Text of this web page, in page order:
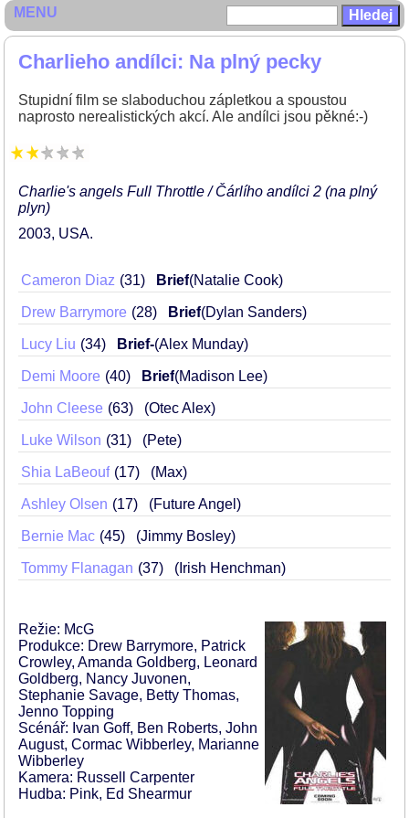
Charlieho andílci: Na plný pecky
Stupidní film se slaboduchou zápletkou a spoustou
naprosto nerealistických akcí. Ale andílci jsou pěkné:-)
Charlie's angels Full Throttle / Čárlího andílci 2 (na plný
plyn)
2003 USA
Cameron Diaz 31 Brief(Natalie Cook)
Drew Barrymore 28 Brief(Dylan Sanders)
Lucy Liu 34 Brief-(Alex Munday)
Demi Moore 40 Brief(Madison Lee)
John Cleese 63 (Otec Alex)
Luke Wilson 31 (Pete)
Shia LaBeouf 17 (Max)
Ashley Olsen 17 (Future Angel)
Bernie Mac 45 (Jimmy Bosley)
Tommy Flanagan 37 (Irish Henchman)
Režie: McG
Produkce: Drew Barrymore, Patrick
Crowley, Amanda Goldberg, Leonard
Goldberg, Nancy Juvonen,
Stephanie Savage, Betty Thomas,
Jenno Topping
Scénář: Ivan Goff, Ben Roberts, John
August, Cormac Wibberley, Marianne
Wibberley
Kamera: Russell Carpenter
Hudba: Pink, Ed Shearmur
MENU